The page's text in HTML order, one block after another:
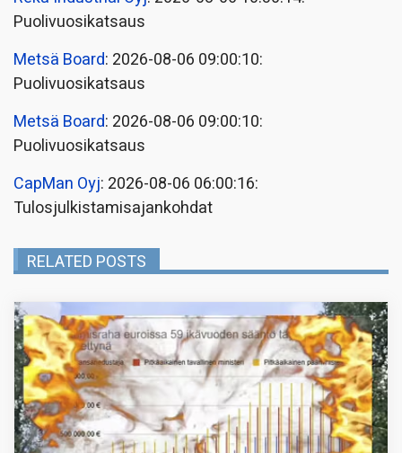
Puolivuosikatsaus
Metsä Board: 2026-08-06 09:00:10:
Puolivuosikatsaus
Metsä Board: 2026-08-06 09:00:10:
Puolivuosikatsaus
CapMan Oyj: 2026-08-06 06:00:16:
Tulosjulkistamisajankohdat
RELATED POSTS